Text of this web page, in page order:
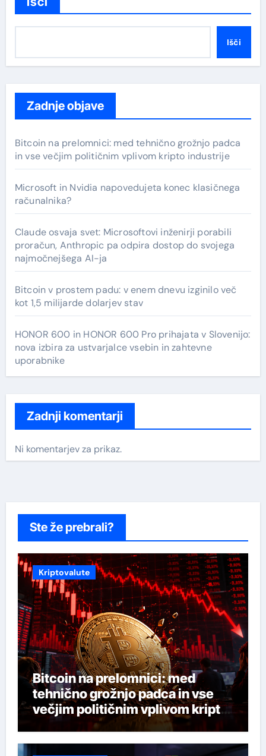
Išči
Zadnje objave
Bitcoin na prelomnici: med tehnično grožnjo padca
in vse večjim političnim vplivom kripto industrije
Microsoft in Nvidia napovedujeta konec klasičnega
računalnika?
Claude osvaja svet: Microsoftovi inženirji porabili
proračun, Anthropic pa odpira dostop do svojega
najmočnejšega AI-ja
Bitcoin v prostem padu: v enem dnevu izginilo več
kot 1,5 milijarde dolarjev stav
HONOR 600 in HONOR 600 Pro prihajata v Slovenijo:
nova izbira za ustvarjalce vsebin in zahtevne
uporabnike
Zadnji komentarji
Ni komentarjev za prikaz.
Ste že prebrali?
Kriptovalute
Bitcoin na prelomnici: med
tehnično grožnjo padca in vse
večjim političnim vplivom kripto
industrije